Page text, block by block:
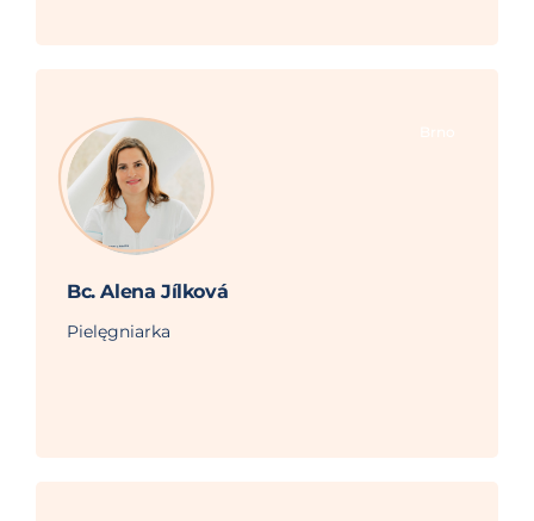
Bc. Alena Jílková
Pielęgniarka